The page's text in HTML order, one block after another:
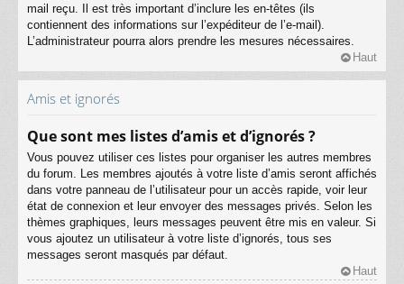
mail reçu. Il est très important d’inclure les en-têtes (ils
contiennent des informations sur l’expéditeur de l’e-mail).
L’administrateur pourra alors prendre les mesures nécessaires.
Haut
Amis et ignorés
Que sont mes listes d’amis et d’ignorés ?
Vous pouvez utiliser ces listes pour organiser les autres membres
du forum. Les membres ajoutés à votre liste d’amis seront affichés
dans votre panneau de l’utilisateur pour un accès rapide, voir leur
état de connexion et leur envoyer des messages privés. Selon les
thèmes graphiques, leurs messages peuvent être mis en valeur. Si
vous ajoutez un utilisateur à votre liste d’ignorés, tous ses
messages seront masqués par défaut.
Haut